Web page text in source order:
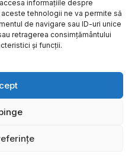
informațiile despre
tehnologii ne va permite să
de navigare sau ID-uri unice
retragerea consimțământului
și funcții.
©2026